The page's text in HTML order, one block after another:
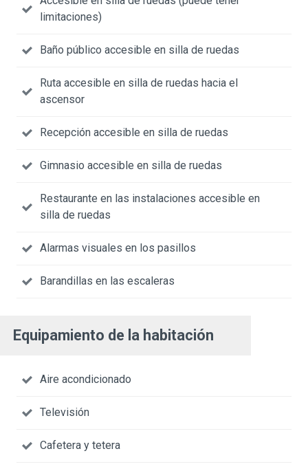
limitaciones)
Baño público accesible en silla de ruedas
Ruta accesible en silla de ruedas hacia el
ascensor
Recepción accesible en silla de ruedas
Gimnasio accesible en silla de ruedas
Restaurante en las instalaciones accesible en
silla de ruedas
Alarmas visuales en los pasillos
Barandillas en las escaleras
Equipamiento de la habitación
Aire acondicionado
Televisión
Cafetera y tetera